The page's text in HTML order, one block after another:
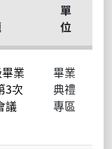
單
位
業
3次
議
畢業
典禮
專區